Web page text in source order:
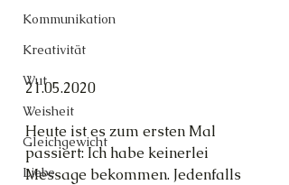
Kommunikation
Kreativität
Wut
Weisheit
Gleichgewicht
Liebe
21.05.2020
Heute ist es zum ersten Mal
passiert: Ich habe keinerlei
Message bekommen. Jedenfalls